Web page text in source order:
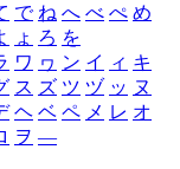
で ね へ べ ぺ め
ょ ろ を
ワ ヮ ン イ ィ キ
ス ズ ツ ヅ ッ ヌ
ヘ ベ ペ メ レ オ
ヲ ―